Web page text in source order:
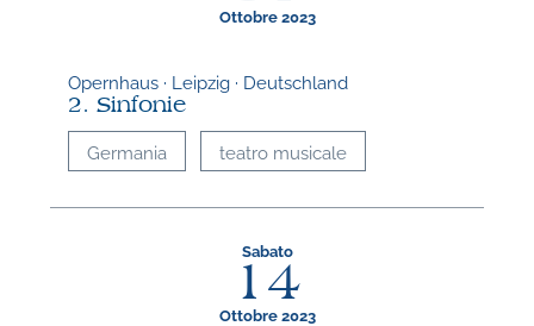
Ottobre 2023
Opernhaus · Leipzig · Deutschland
2. Sinfonie
Germania teatro musicale
Sabato
14
Ottobre 2023